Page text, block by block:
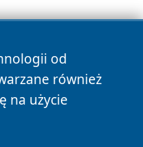
od
również
na użycie